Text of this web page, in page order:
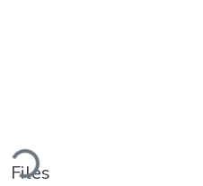
Files